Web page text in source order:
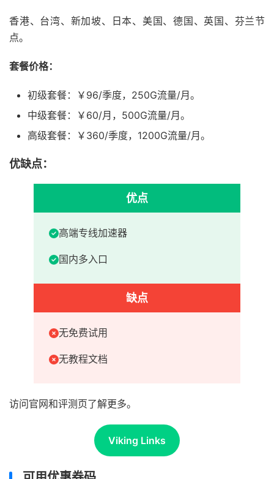
香港、台湾、新加坡、日本、美国、德国、英国、芬兰节
点。
套餐价格：
初级套餐：￥96/季度，250G流量/月。
中级套餐：￥60/月，500G流量/月。
高级套餐：￥360/季度，1200G流量/月。
优缺点：
优点
高端专线加速器
国内多入口
缺点
无免费试用
无教程文档
访问官网和评测页了解更多。
Viking Links